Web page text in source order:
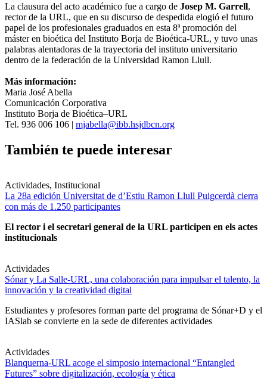
La clausura del acto académico fue a cargo de Josep M. Garrell,
rector de la URL, que en su discurso de despedida elogió el futuro
papel de los profesionales graduados en esta 8ª promoción del
máster en bioética del Instituto Borja de Bioética-URL, y tuvo unas
palabras alentadoras de la trayectoria del instituto universitario
dentro de la federación de la Universidad Ramon Llull.
Más información:
Maria José Abella
Comunicación Corporativa
Instituto Borja de Bioética–URL
Tel. 936 006 106 | mjabella@ibb.hsjdbcn.org
También te puede interesar
Actividades, Institucional
La 28a edición Universitat de d’Estiu Ramon Llull Puigcerdà cierra
con más de 1.250 participantes
El rector i el secretari general de la URL participen en els actes
institucionals
Actividades
Sónar y La Salle-URL, una colaboración para impulsar el talento, la
innovación y la creatividad digital
Estudiantes y profesores forman parte del programa de Sónar+D y el
IASlab se convierte en la sede de diferentes actividades
Actividades
Blanquerna-URL acoge el simposio internacional “Entangled
Futures” sobre digitalización, ecología y ética